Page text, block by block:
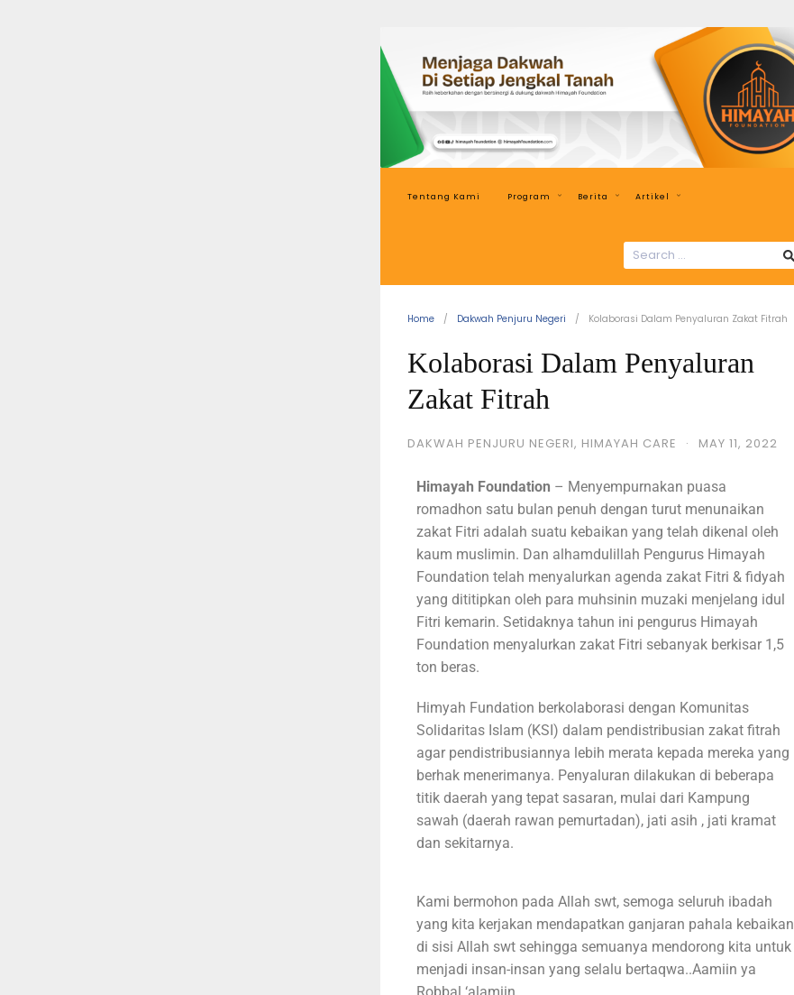
Tentang Kami Program Berita Artikel
Home Dakwah Penjuru Negeri Kolaborasi Dalam Penyaluran Zakat Fitrah
Kolaborasi Dalam Penyaluran
Zakat Fitrah
DAKWAH PENJURU NEGERI, HIMAYAH CARE · MAY 11, 2022
Himayah Foundation – Menyempurnakan puasa
romadhon satu bulan penuh dengan turut menunaikan
zakat Fitri adalah suatu kebaikan yang telah dikenal oleh
kaum muslimin. Dan alhamdulillah Pengurus Himayah
Foundation telah menyalurkan agenda zakat Fitri & fidyah
yang dititipkan oleh para muhsinin muzaki menjelang idul
Fitri kemarin. Setidaknya tahun ini pengurus Himayah
Foundation menyalurkan zakat Fitri sebanyak berkisar 1,5
ton beras.
Himyah Fundation berkolaborasi dengan Komunitas
Solidaritas Islam (KSI) dalam pendistribusian zakat fitrah
agar pendistribusiannya lebih merata kepada mereka yang
berhak menerimanya. Penyaluran dilakukan di beberapa
titik daerah yang tepat sasaran, mulai dari Kampung
sawah (daerah rawan pemurtadan), jati asih , jati kramat
dan sekitarnya.
Kami bermohon pada Allah swt, semoga seluruh ibadah
yang kita kerjakan mendapatkan ganjaran pahala kebaikan
di sisi Allah swt sehingga semuanya mendorong kita untuk
menjadi insan-insan yang selalu bertaqwa..Aamiin ya
Robbal ‘alamiin.